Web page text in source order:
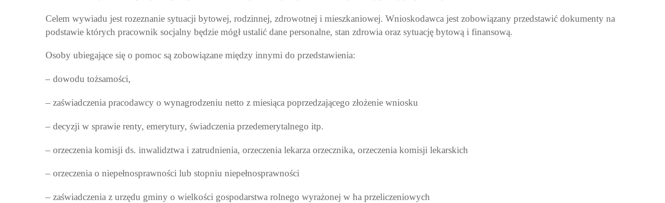
Celem wywiadu jest rozeznanie sytuacji bytowej, rodzinnej, zdrowotnej i mieszkaniowej. Wnioskodawca jest zobowiązany przedstawić dokumenty na
podstawie których pracownik socjalny będzie mógł ustalić dane personalne, stan zdrowia oraz sytuację bytową i finansową.
Osoby ubiegające się o pomoc są zobowiązane między innymi do przedstawienia:
– dowodu tożsamości,
– zaświadczenia pracodawcy o wynagrodzeniu netto z miesiąca poprzedzającego złożenie wniosku
– decyzji w sprawie renty, emerytury, świadczenia przedemerytalnego itp.
– orzeczenia komisji ds. inwalidztwa i zatrudnienia, orzeczenia lekarza orzecznika, orzeczenia komisji lekarskich
– orzeczenia o niepełnosprawności lub stopniu niepełnosprawności
– zaświadczenia z urzędu gminy o wielkości gospodarstwa rolnego wyrażonej w ha przeliczeniowych